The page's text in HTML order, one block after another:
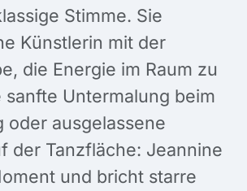
Stimme. Sie
Künstlerin mit der
die Energie im Raum zu
sanfte Untermalung beim
oder ausgelassene
der Tanzfläche: Jeannine
und bricht starre